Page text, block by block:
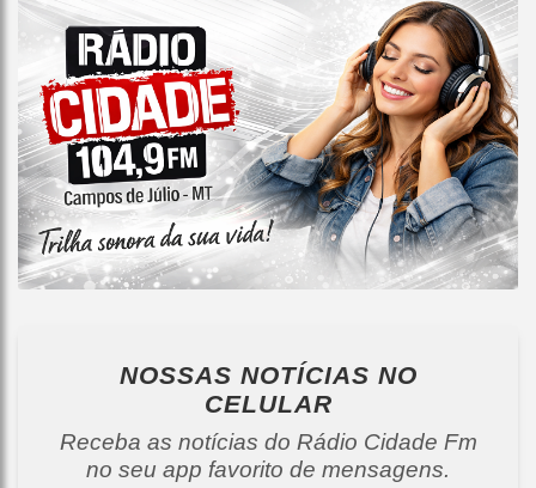
NOSSAS NOTÍCIAS NO
CELULAR
Receba as notícias do Rádio Cidade Fm
no seu app favorito de mensagens.